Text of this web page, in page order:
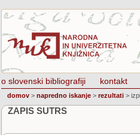
o slovenski bibliografiji kontakt
domov > napredno iskanje > rezultati >
ZAPIS SUTRS